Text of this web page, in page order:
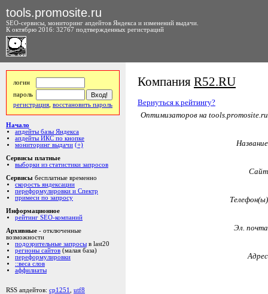
tools.promosite.ru
SEO-сервисы, мониторинг апдейтов Яндекса и изменений выдачи.
К октябрю 2016: 32767 подтвержденных регистраций
логин
пароль
регистрация восстановить пароль
Начало
апдейты базы Яндекса
апдейты ИКС по кнопке
мониторинг выдачи (+)
Сервисы платные
выборки из статистики запросов
Сервисы бесплатные временно
скорость яндексации
переформулировки и Спектр
примеси по запросу
Информационное
рейтинг SEO-компаний
Архивные - отключенные
возможности
подозрительные запросы в last20
регионы сайтов (малая база)
переформулировки
::веса слов
аффилиаты
RSS апдейтов: cp1251
utf8
Компания R52.RU
Вернуться к рейтингу?
Оптимизаторов на tools.promosite.ru
Название
Сайт
Телефон(ы)
Эл. почта
Адрес